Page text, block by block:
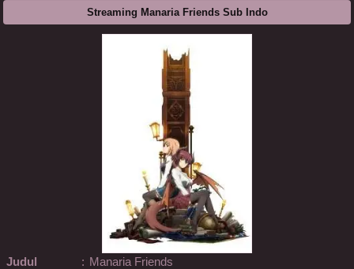
Streaming Manaria Friends Sub Indo
Judul : Manaria Friends